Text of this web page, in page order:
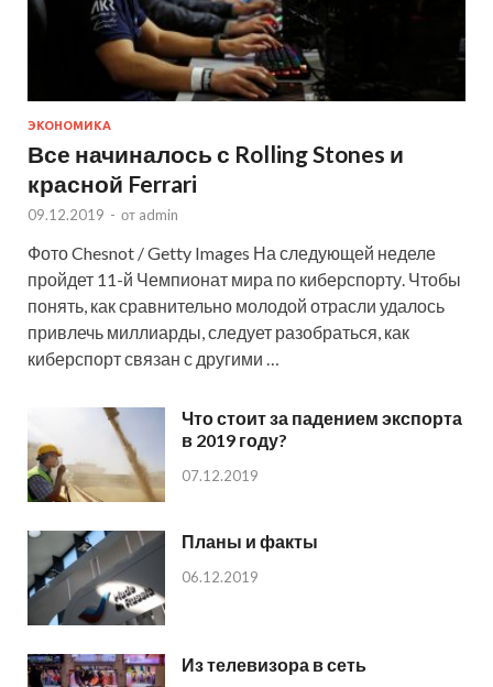
ЭКОНОМИКА
Все начиналось с Rolling Stones и
красной Ferrari
09.12.2019 - от admin
Фото Chesnot / Getty Images На следующей неделе
пройдет 11-й Чемпионат мира по киберспорту. Чтобы
понять, как сравнительно молодой отрасли удалось
привлечь миллиарды, следует разобраться, как
киберспорт связан с другими …
Что стоит за падением экспорта
в 2019 году?
07.12.2019
Планы и факты
06.12.2019
Из телевизора в сеть